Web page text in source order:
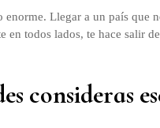
enorme. Llegar a un país
en todos lados, te hace salir
consideras